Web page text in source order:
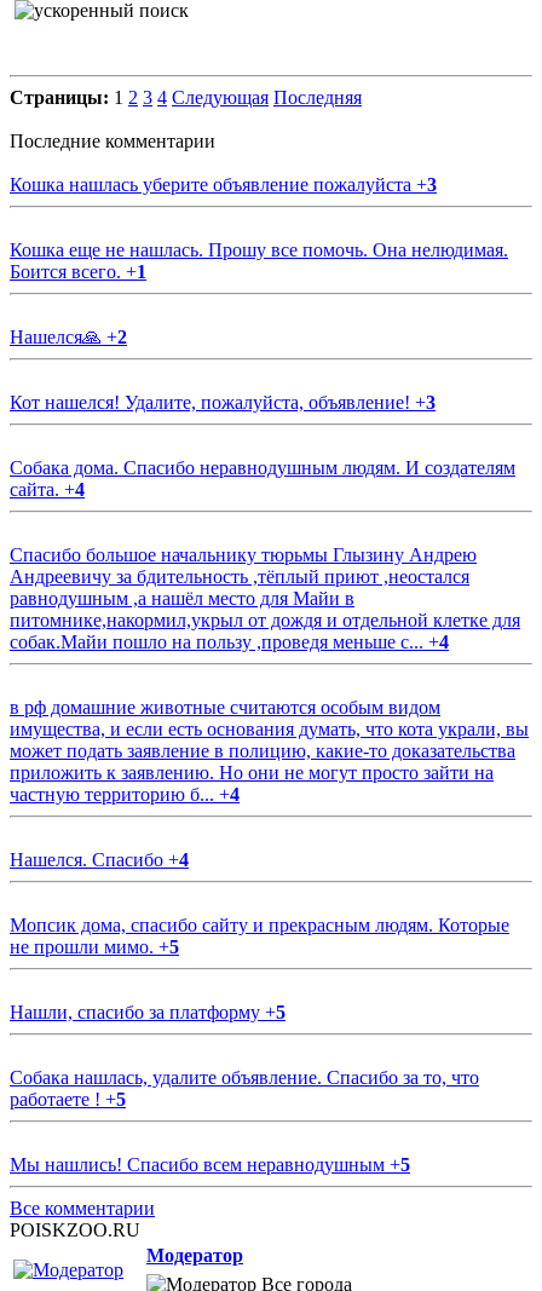
Страницы: 1 2 3 4 Следующая Последняя
Последние комментарии
Кошка нашлась уберите объявление пожалуйста +3
Кошка еще не нашлась. Прошу все помочь. Она нелюдимая.
Боится всего. +1
Нашелся🙏 +2
Кот нашелся! Удалите, пожалуйста, объявление! +3
Собака дома. Спасибо неравнодушным людям. И создателям
сайта. +4
Спасибо большое начальнику тюрьмы Глызину Андрею
Андреевичу за бдительность ,тёплый приют ,неостался
равнодушным ,а нашёл место для Майи в
питомнике,накормил,укрыл от дождя и отдельной клетке для
собак.Майи пошло на пользу ,проведя меньше с... +4
в рф домашние животные считаются особым видом
имущества, и если есть основания думать, что кота украли, вы
может подать заявление в полицию, какие-то доказательства
приложить к заявлению. Но они не могут просто зайти на
частную территорию б... +4
Нашелся. Спасибо +4
Мопсик дома, спасибо сайту и прекрасным людям. Которые
не прошли мимо. +5
Нашли, спасибо за платформу +5
Собака нашлась, удалите объявление. Спасибо за то, что
работаете ! +5
Мы нашлись! Спасибо всем неравнодушным +5
Все комментарии
POISKZOO.RU
Модератор
Все города